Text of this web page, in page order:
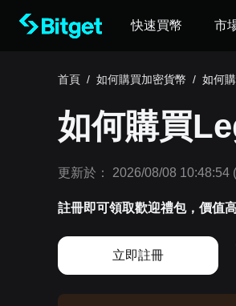
快速買幣 市
首頁 / 如何購買加密貨幣 / 如何
如何購買
更新於： 2026/08/08 10:48:54
註冊即可領取歡迎禮包，價值
立即註冊